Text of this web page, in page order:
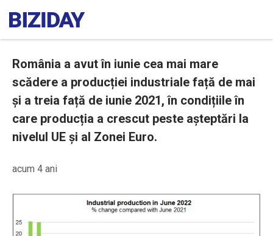
România a avut în iunie cea mai mare
scădere a producției industriale față de mai
și a treia față de iunie 2021, în condițiile în
care producția a crescut peste așteptări la
nivelul UE și al Zonei Euro.
acum 4 ani